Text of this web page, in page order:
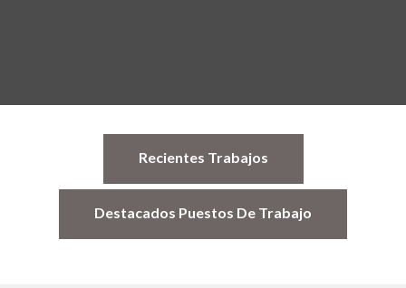
Recientes Trabajos
Destacados Puestos De Trabajo